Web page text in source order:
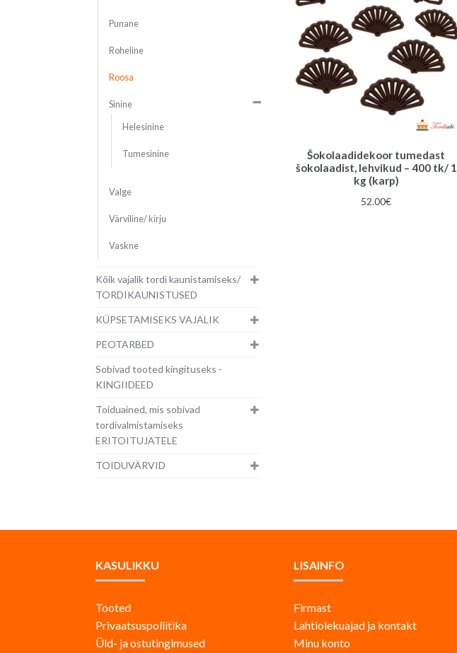
Šokolaadidekoor tumedast
šokolaadist, lehvikud – 400 tk/ 1
kg (karp)
52.00€
Punane
Roheline
Roosa
Sinine
Helesinine
Tumesinine
Valge
Värviline/ kirju
Vaskne
Kõik vajalik tordi kaunistamiseks/
TORDIKAUNISTUSED
KÜPSETAMISEKS VAJALIK
PEOTARBED
Sobivad tooted kingituseks -
KINGIIDEED
Toiduained, mis sobivad
tordivalmistamiseks
ERITOITUJATELE
TOIDUVÄRVID
KASULIKKU
Tooted
Privaatsuspoliitika
Üld- ja ostutingimused
LISAINFO
Firmast
Lahtiolekuajad ja kontakt
Minu konto